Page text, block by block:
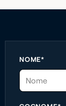
NOME*